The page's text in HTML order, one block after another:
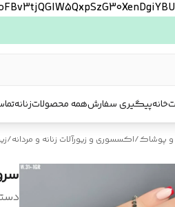
خانهپیگیری سفارشهمه محصولاتزنانه
و پوشاک/اکسسوری و زیورآلات زنانه و مردانه/